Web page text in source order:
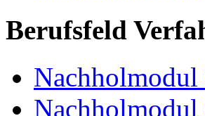
Berufsfeld
Nachholmodul
Nachholmodul